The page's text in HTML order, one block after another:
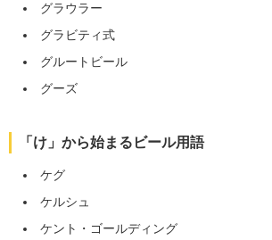
グラウラー
グラビティ式
グルートビール
グーズ
「け」から始まるビール用語
ケグ
ケルシュ
ケント・ゴールディング